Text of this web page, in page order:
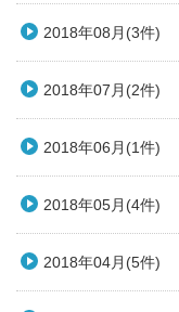
2018年08月(3件)
2018年07月(2件)
2018年06月(1件)
2018年05月(4件)
2018年04月(5件)